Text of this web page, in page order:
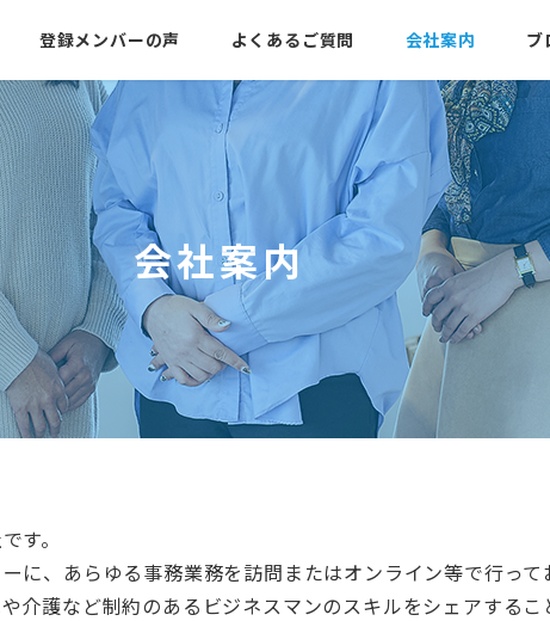
登録メンバーの声 よくあるご質問 会社案内 ブ
会社案内
す。
に、あらゆる事務業務を訪問またはオンライン等で行って
介護など制約のあるビジネスマンのスキルをシェアするこ